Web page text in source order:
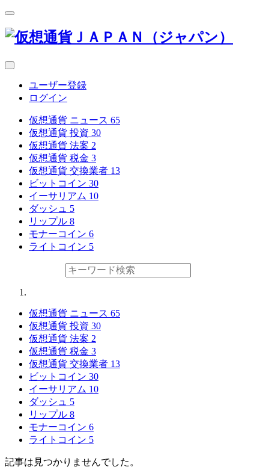
ユーザー登録
ログイン
仮想通貨 ニュース 65
仮想通貨 投資 30
仮想通貨 法案 2
仮想通貨 税金 3
仮想通貨 交換業者 13
ビットコイン 30
イーサリアム 10
ダッシュ 5
リップル 8
モナーコイン 6
ライトコイン 5
仮想通貨 ニュース 65
仮想通貨 投資 30
仮想通貨 法案 2
仮想通貨 税金 3
仮想通貨 交換業者 13
ビットコイン 30
イーサリアム 10
ダッシュ 5
リップル 8
モナーコイン 6
ライトコイン 5
記事は見つかりませんでした。